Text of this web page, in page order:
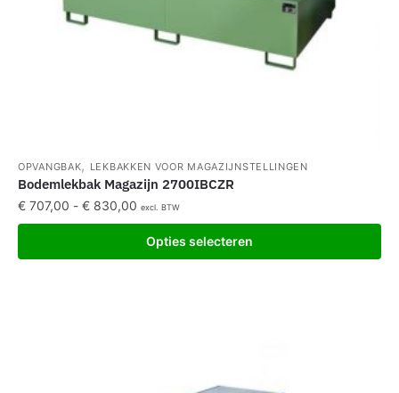
OPVANGBAK, LEKBAKKEN VOOR MAGAZIJNSTELLINGEN
Bodemlekbak Magazijn 2700IBCZR
€ 707,00 - € 830,00 excl. BTW
Opties selecteren